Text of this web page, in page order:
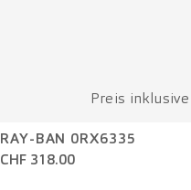
Preis
RAY-BAN 0RX6335
CHF 318.00